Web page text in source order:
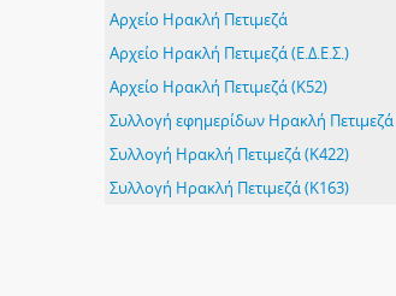
Αρχείο Ηρακλή Πετιμεζά
Αρχείο Ηρακλή Πετιμεζά (Ε.Δ.Ε.Σ.)
Αρχείο Ηρακλή Πετιμεζά (Κ52)
Συλλογή Ηρακλή Πετιμεζά (K422)
Συλλογή Ηρακλή Πετιμεζά (Κ163)